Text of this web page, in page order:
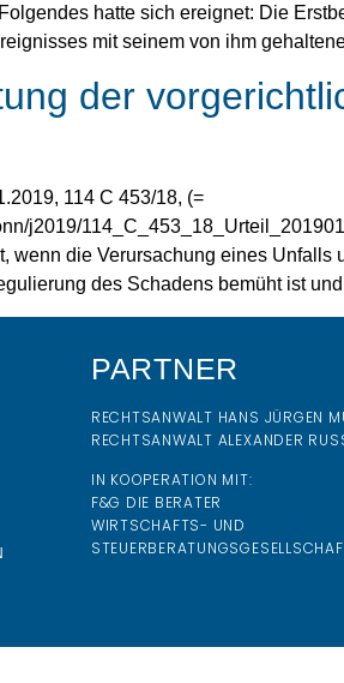
hatte sich ereignet: Die
mit seinem von ihm
der
114 C 453/18, (=
j2019/
wenn die Verursachung eines
des Schadens bemüht ist
PARTNER
RECHTSANWALT HANS JÜRGEN
RECHTSANWALT ALEXANDER
IN KOOPERATION MIT:
F&G DIE BERATER
WIRTSCHAFTS- UND